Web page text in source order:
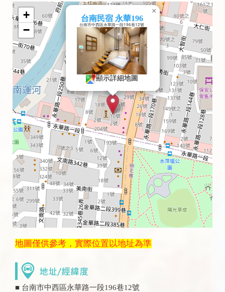
台南民宿 永華196
台南市中西區永華路一段196巷12號
顯示詳細地圖
×
+
−
地圖僅供參考，實際位置以地址為準
■ 台南市中西區永華路一段196巷12號